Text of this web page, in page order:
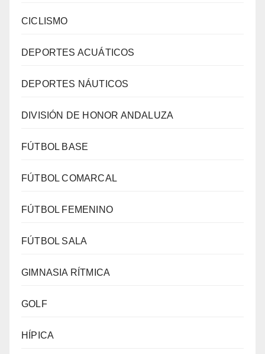
CICLISMO
DEPORTES ACUÁTICOS
DEPORTES NÁUTICOS
DIVISIÓN DE HONOR ANDALUZA
FÚTBOL BASE
FÚTBOL COMARCAL
FÚTBOL FEMENINO
FÚTBOL SALA
GIMNASIA RÍTMICA
GOLF
HÍPICA